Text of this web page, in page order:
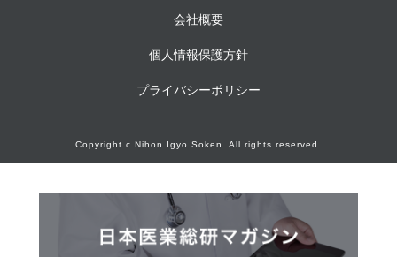
会社概要
個人情報保護方針
プライバシーポリシー
Copyright c Nihon Igyo Soken. All rights reserved.